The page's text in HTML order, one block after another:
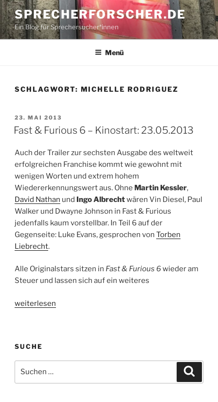
Zum
Inhalt
springen
SPRECHERFORSCHER.DE
Ein Blog für Sprechersucher*innen
Menü
SCHLAGWORT: MICHELLE RODRIGUEZ
VERÖFFENTLICHT
AM
23. MAI 2013
Fast & Furious 6 – Kinostart: 23.05.2013
Auch der Trailer zur sechsten Ausgabe des weltweit
erfolgreichen Franchise kommt wie gewohnt mit
wenigen Worten und extrem hohem
Wiedererkennungswert aus. Ohne Martin Kessler,
David Nathan und Ingo Albrechtwären Vin Diesel, Paul
Walker und Dwayne Johnson in Fast & Furious
jedenfalls kaum vorstellbar. In Teil 6 auf der
Gegenseite: Luke Evans, gesprochen von Torben
Liebrecht.
Alle Originalstars sitzen in Fast & Furious 6 wieder am
Steuer und lassen sich auf ein weiteres
„Fast
–
Kinostart:
23.05.2013“
weiterlesen
SUCHE
nach: